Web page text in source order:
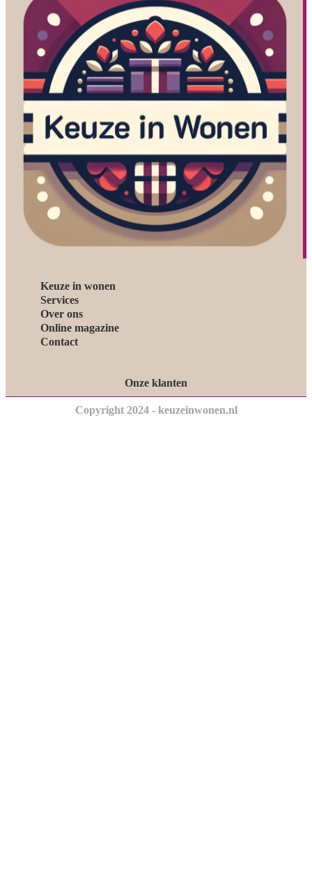
Keuze in wonen
Services
Over ons
Online magazine
Contact
Onze klanten
Copyright 2024 - keuzeinwonen.nl